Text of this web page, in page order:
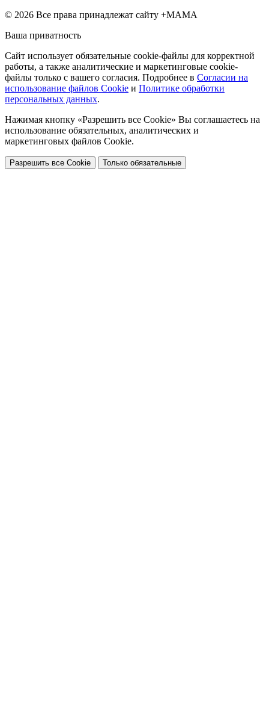
© 2026 Все права принадлежат сайту +МАМА
Ваша приватность
Сайт использует обязательные cookie-файлы для корректной
работы, а также аналитические и маркетинговые cookie-
файлы только с вашего согласия. Подробнее в Согласии на
использование файлов Cookie и Политике обработки
персональных данных.
Нажимая кнопку «Разрешить все Cookie» Вы соглашаетесь на
использование обязательных, аналитических и
маркетинговых файлов Cookie.
Разрешить все Cookie Только обязательные